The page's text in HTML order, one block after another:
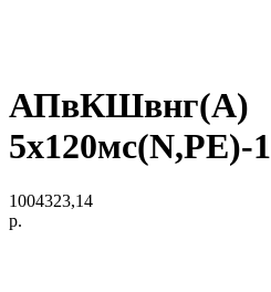
АПвКШвнг(A)
5х120мс(N,PE)-1
1004323,14
р.